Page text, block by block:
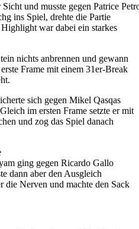
und musste gegen Patrice
ins Spiel, drehte die Partie
war dabei ein starkes
nichts anbrennen und gewann
Frame mit einem 31er-Break
sich gegen Mikel Qasqas
im ersten Frame setzte er mit
und zog das Spiel danach
ging gegen Ricardo Gallo
dann aber den Ausgleich
die Nerven und machte den Sack